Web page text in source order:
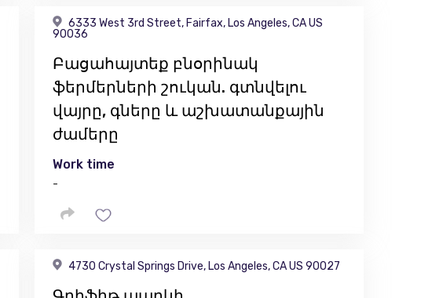
6333 West 3rd Street, Fairfax, Los Angeles, CA US
90036
Բացահայտեք բնօրինակ
ֆերմերների շուկան. գտնվելու
վայրը, գները և աշխատանքային
ժամերը
Work time
-
4730 Crystal Springs Drive, Los Angeles, CA US 90027